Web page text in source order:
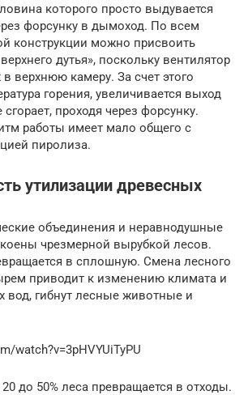
которого просто выдувается
форсунку в дымоход. По всем
конструкции можно присвоить
дутья», поскольку вентилятор
в верхнюю камеру. За счет этого
горения, увеличивается выход
сгорает, проходя через форсунку.
работы имеет мало общего с
пиролиза.
утилизации древесных
объединения и неравнодушные
чрезмерной вырубкой лесов.
в сплошную. Смена лесного
приводит к изменению климата и
вод, гибнут лесные животные и
watch?v=3pHVYUiTyPU
до 50% леса превращается в отходы.